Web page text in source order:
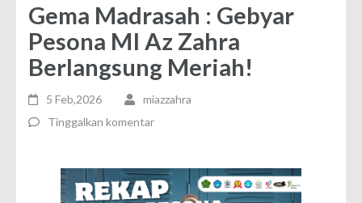
Gema Madrasah : Gebyar
Pesona MI Az Zahra
Berlangsung Meriah!
5 Feb,2026
miazzahra
Tinggalkan komentar